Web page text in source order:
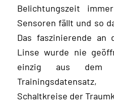
Belichtungszeit
Sensoren fällt und so
Das faszinierende an
Linse wurde nie
einzig aus dem
Schaltkreise der